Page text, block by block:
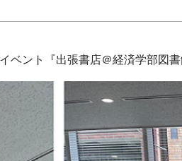
ント『出張書店＠経済学部図